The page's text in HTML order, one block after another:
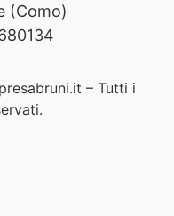
(Como)
– Tutti i